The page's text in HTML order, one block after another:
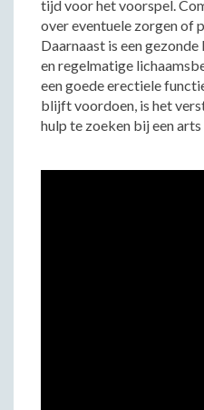
tijd voor het voorspel.
over eventuele zorgen of
Daarnaast is een
en regelmatige
een goede erectiele
blijft voordoen, is het
hulp te zoeken bij een